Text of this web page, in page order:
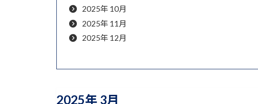
2025年 10月
2025年 11月
2025年 12月
2025年 3月